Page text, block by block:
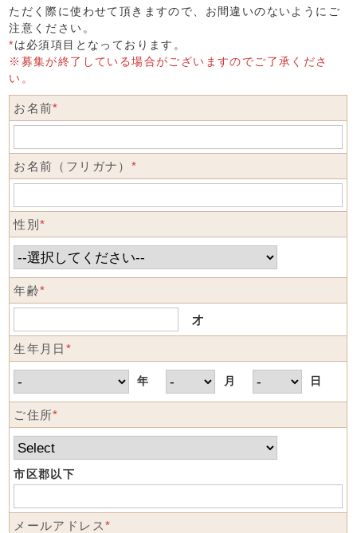
ただく際に使わせて頂きますので、お間違いのないようにご
注意ください。
*は必須項目となっております。
※募集が終了している場合がございますのでご了承くださ
い。
お名前*
お名前（フリガナ） *
性別*
年齢*
才
生年月日 *
年 月 日
ご住所*
市区郡以下
メールアドレス*